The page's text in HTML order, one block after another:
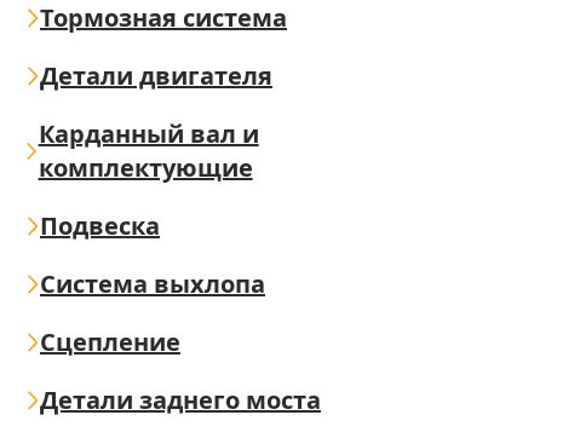
Тормозная система
Детали двигателя
Карданный вал и
комплектующие
Подвеска
Система выхлопа
Сцепление
Детали заднего моста